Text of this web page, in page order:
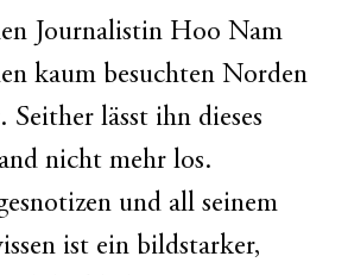
Journalistin Hoo Nam
kaum besuchten Norden
Seither lässt ihn dieses
nicht mehr los.
und all seinem
ist ein bildstarker,